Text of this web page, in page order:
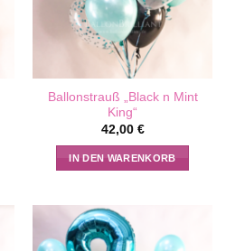
Produktseite
gewählt
werden
Ballonstrauß „Black n Mint
King“
42,00 €
IN DEN WARENKORB